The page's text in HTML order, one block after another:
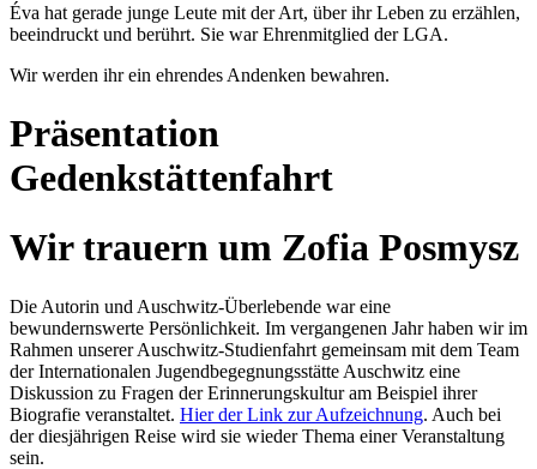
Éva hat gerade junge Leute mit der Art, über ihr Leben zu erzählen,
beeindruckt und berührt. Sie war Ehrenmitglied der LGA.
Wir werden ihr ein ehrendes Andenken bewahren.
Präsentation
Gedenkstättenfahrt
Wir trauern um Zofia Posmysz
Die Autorin und Auschwitz-Überlebende war eine
bewundernswerte Persönlichkeit. Im vergangenen Jahr haben wir im
Rahmen unserer Auschwitz-Studienfahrt gemeinsam mit dem Team
der Internationalen Jugendbegegnungsstätte Auschwitz eine
Diskussion zu Fragen der Erinnerungskultur am Beispiel ihrer
Biografie veranstaltet. Hier der Link zur Aufzeichnung. Auch bei
der diesjährigen Reise wird sie wieder Thema einer Veranstaltung
sein.